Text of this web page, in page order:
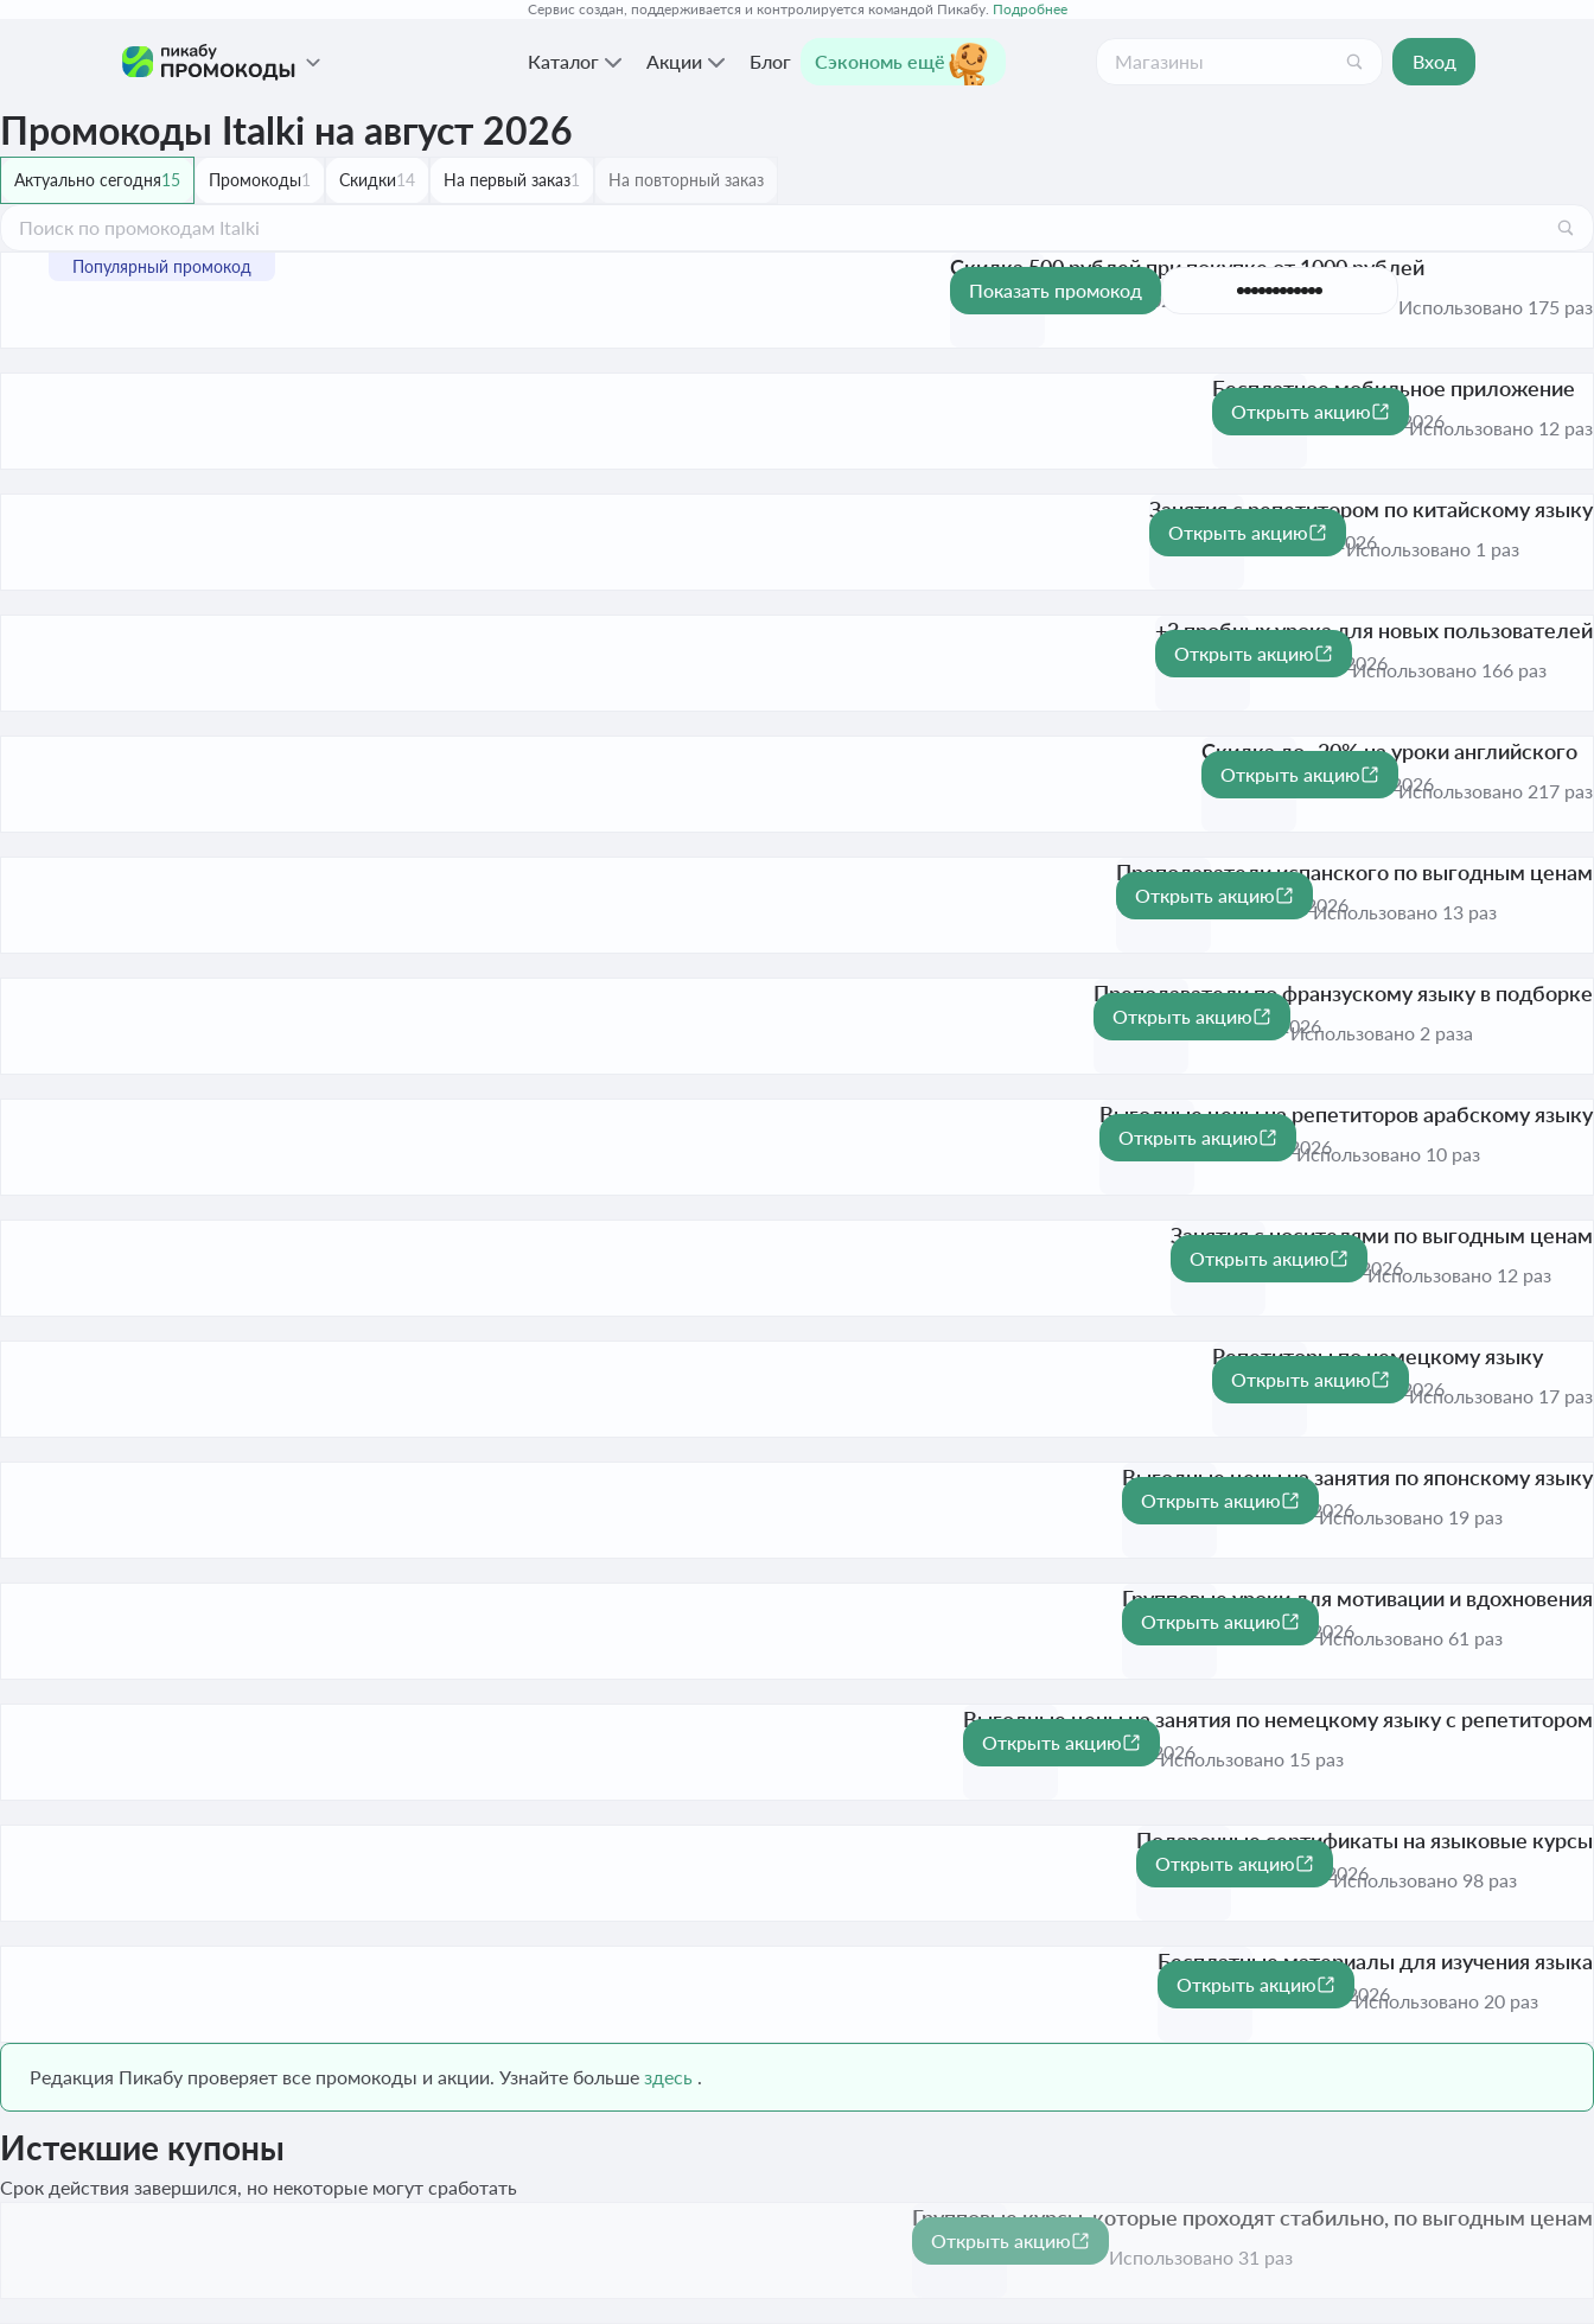
Сервис создан, поддерживается и контролируется командой Пикабу. Подробнее
Каталог Акции Блог Сэкономь ещё Вход
Промокоды Italki на август 2026
Актуально сегодня15 Промокоды1 Скидки14 На первый заказ1 На повторный заказ
Скидка 500 рублей при покупке от 1000 рублей
Активен до 22 дек. 2027 Проверено
Показать промокод
Использовано 175 раз
Бесплатное мобильное приложение
Активна до 31 дек. 2026
Открыть акцию
Использовано 12 раз
Занятия с репетитором по китайскому языку
Активна до 31 авг. 2026
Открыть акцию
Использовано 1 раз
+3 пробных урока для новых пользователей
Активна до 31 дек. 2026
Открыть акцию
Использовано 166 раз
-20%
Скидка до -20% на уроки английского
Активна до 31 дек. 2026
Открыть акцию
Использовано 217 раз
Преподаватели испанского по выгодным ценам
Активна до 31 дек. 2026
Открыть акцию
Использовано 13 раз
Преподаватели по франзускому языку в подборке
Активна до 31 авг. 2026
Открыть акцию
Использовано 2 раза
Выгодные цены на репетиторов арабскому языку
Активна до 31 дек. 2026
Открыть акцию
Использовано 10 раз
Занятия с носителями по выгодным ценам
Активна до 31 дек. 2026
Открыть акцию
Использовано 12 раз
Репетиторы по немецкому языку
Активна до 31 дек. 2026
Открыть акцию
Использовано 17 раз
Выгодные цены на занятия по японскому языку
Активна до 31 дек. 2026
Открыть акцию
Использовано 19 раз
Групповые уроки для мотивации и вдохновения
Активна до 31 дек. 2026
Открыть акцию
Использовано 61 раз
Выгодные цены на занятия по немецкому языку с репетитором
Активна до 31 дек. 2026
Открыть акцию
Использовано 15 раз
Подарочные сертификаты на языковые курсы
Активна до 31 дек. 2026
Открыть акцию
Использовано 98 раз
Бесплатные материалы для изучения языка
Активна до 31 дек. 2026
Открыть акцию
Использовано 20 раз
Редакция Пикабу проверяет все промокоды и акции. Узнайте больше здесь .
Истекшие купоны
Срок действия завершился, но некоторые могут сработать
Групповые курсы, которые проходят стабильно, по выгодным ценам
Срок акции истёк
Открыть акцию
Использовано 31 раз